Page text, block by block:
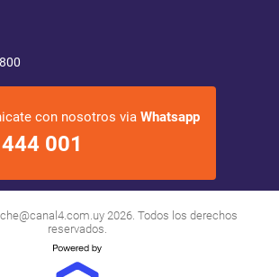
con nosotros via Whatsapp
001
2026. Todos los derechos
reservados.